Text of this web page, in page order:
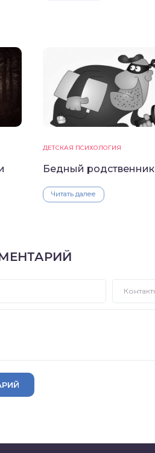
ДЕТСКАЯ ПСИХОЛОГИЯ
Бедный родственник
Читать далее